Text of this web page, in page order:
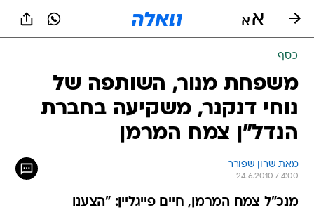
כסף
משפחת מנור, השותפה של
נוחי דנקנר, משקיעה בחברת
הנדל"ן צמח המרמן
מאת שרון שפורר
24.6.2010 / 4:00
מנכ"ל צמח המרמן, חיים פייגליין: "הצענו